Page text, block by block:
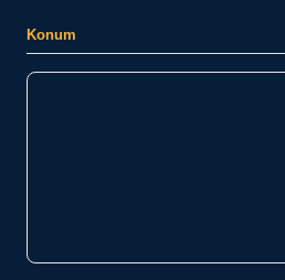
Konum